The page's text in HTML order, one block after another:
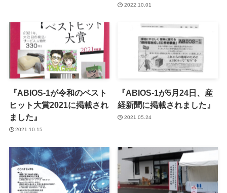
2022.10.01
『ABIOS-1が令和のベスト
ヒット大賞2021に掲載され
ました』
2021.10.15
『ABIOS-1が5月24日、産
経新聞に掲載されました』
2021.05.24